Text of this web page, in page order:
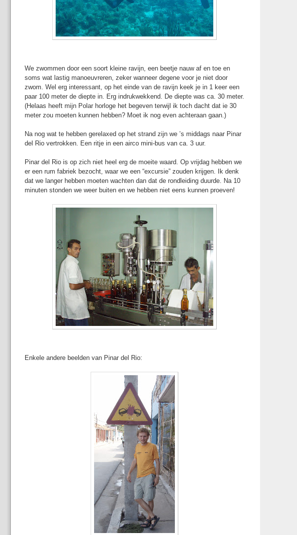
We zwommen door een soort kleine ravijn, een beetje nauw af en toe en
soms wat lastig manoeuvreren, zeker wanneer degene voor je niet door
zwom. Wel erg interessant, op het einde van de ravijn keek je in 1 keer een
paar 100 meter de diepte in. Erg indrukwekkend. De diepte was ca. 30 meter.
(Helaas heeft mijn Polar horloge het begeven terwijl ik toch dacht dat ie 30
meter zou moeten kunnen hebben? Moet ik nog even achteraan gaan.)
Na nog wat te hebben gerelaxed op het strand zijn we ’s middags naar Pinar
del Rio vertrokken. Een ritje in een airco mini-bus van ca. 3 uur.
Pinar del Rio is op zich niet heel erg de moeite waard. Op vrijdag hebben we
er een rum fabriek bezocht, waar we een “excursie” zouden krijgen. Ik denk
dat we langer hebben moeten wachten dan dat de rondleiding duurde. Na 10
minuten stonden we weer buiten en we hebben niet eens kunnen proeven!
Enkele andere beelden van Pinar del Rio: